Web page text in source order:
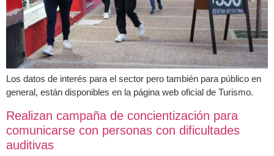
Los datos de interés para el sector pero también para público en
general, están disponibles en la página web oficial de Turismo.
Realizan campaña de concientización para
comunicarse con personas con dificultades
auditivas